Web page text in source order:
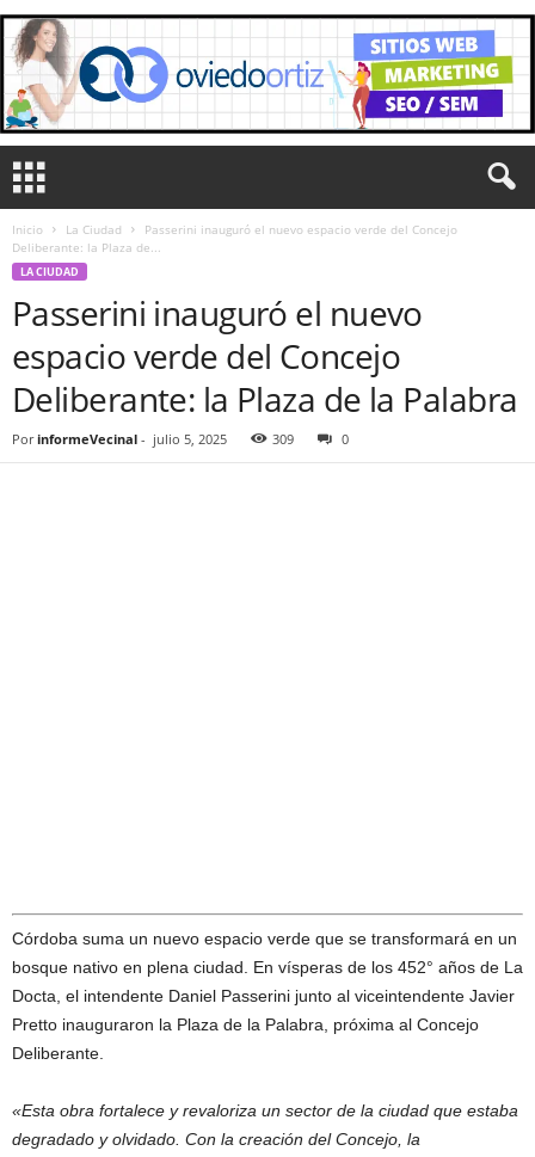
Inicio La Ciudad
Passerini inauguró el nuevo espacio verde del Concejo
Deliberante: la Plaza de...
LA CIUDAD
Passerini inauguró el nuevo
espacio verde del Concejo
Deliberante: la Plaza de la Palabra
Por informeVecinal - julio 5, 2025 309 0
Córdoba suma un nuevo espacio verde que se transformará en un
bosque nativo en plena ciudad. En vísperas de los 452° años de La
Docta, el intendente Daniel Passerini junto al viceintendente Javier
Pretto inauguraron la Plaza de la Palabra, próxima al Concejo
Deliberante.
«Esta obra fortalece y revaloriza un sector de la ciudad que estaba
degradado y olvidado. Con la creación del Concejo, la